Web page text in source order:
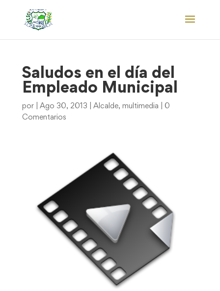
Saludos en el día del
Empleado Municipal
por Ago 30, 2013 Alcalde, multimedia
0
Comentarios